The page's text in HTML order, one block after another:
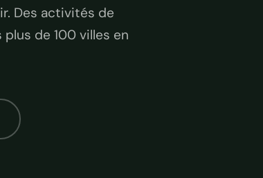
Des activités de
de 100 villes en